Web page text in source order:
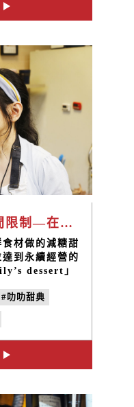
夢想的起點不受時間限制—在市場中創立的五星級經典甜點 | 甘樂帶路EP13
食材做的減糖甜
到永續經營的
dessert」
多人。
#叻叻甜典